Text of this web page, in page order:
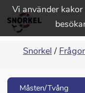
Vi använder
Snorkel /
Måsten/Tvång